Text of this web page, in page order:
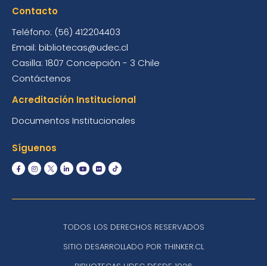
Contacto
Teléfono: (56) 412204403
Email: bibliotecas@udec.cl
Casilla: 1807 Concepción - 3 Chile
Contáctenos
Acreditación Institucional
Documentos Institucionales
Síguenos
TODOS LOS DERECHOS RESERVADOS
SITIO DESARROLLADO POR THINKER.CL